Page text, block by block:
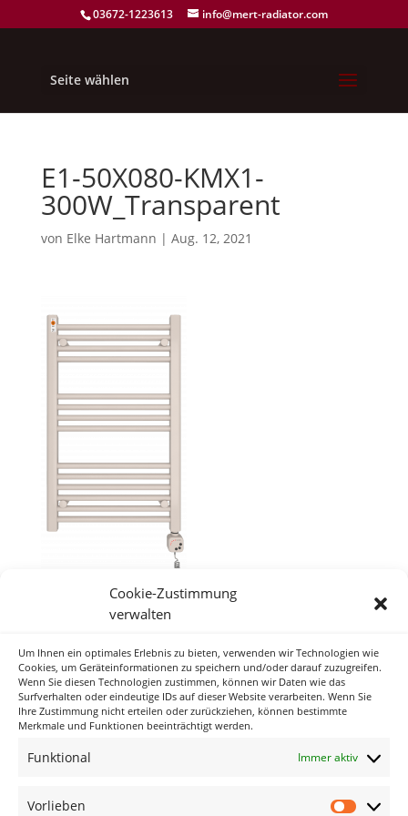
Cookie-Zustimmung
verwalten
Um Ihnen ein optimales Erlebnis zu bieten, verwenden wir Technologien wie
Cookies, um Geräteinformationen zu speichern und/oder darauf zuzugreifen.
Wenn Sie diesen Technologien zustimmen, können wir Daten wie das
Surfverhalten oder eindeutige IDs auf dieser Website verarbeiten. Wenn Sie
Ihre Zustimmung nicht erteilen oder zurückziehen, können bestimmte
Merkmale und Funktionen beeinträchtigt werden.
Funktional Immer aktiv
Vorlieben
03672-1223613 info@mert-radiator.com
Seite wählen
E1-50X080-KMX1-
300W_Transparent
von Elke Hartmann | Aug. 12, 2021
Neueste Kommentare
Archiv
Keine Kategorien